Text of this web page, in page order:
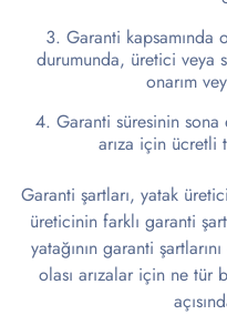
Garanti kapsamında
durumunda, üretici veya
onarım
Garanti süresinin
arıza için ücretli
Garanti şartları, yatak
üreticinin farklı garanti
yatağının garanti
olası arızalar için ne